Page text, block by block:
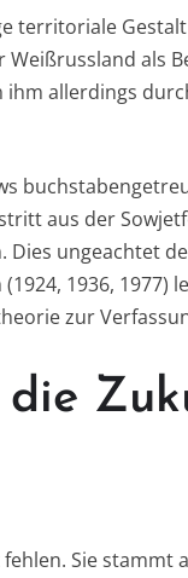
territoriale
als
ihm allerdings
aus der
ungeachtet
1936, 1977)
zur
die
Sie stammt